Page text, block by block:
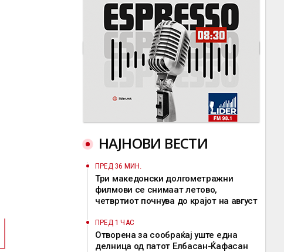
НАЈНОВИ ВЕСТИ
ПРЕД 36 МИН.
Три македонски долгометражни
филмови се снимаат летово,
четвртиот почнува до крајот на август
ПРЕД 1 ЧАС
Отворена за сообраќај уште една
делница од патот Елбасан-Ќафасан